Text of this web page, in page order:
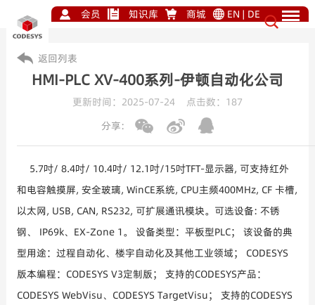
会员 知识库 商城 EN | DE
返回列表
HMI-PLC XV-400系列-伊顿自动化公司
更新时间：2025-07-24 点击数： 187
分享:
5.7吋/ 8.4吋/ 10.4吋/ 12.1吋/15吋TFT-显示器, 可支持红外
和电容触摸屏, 安全玻璃, WinCE系统, CPU主频400MHz, CF 卡槽,
以太网, USB, CAN, RS232, 可扩展通讯模块。可选设备: 不锈
钢、 IP69k、EX-Zone 1。 设备类型：平板型PLC； 该设备的典
型用途：过程自动化、楼宇自动化及其他工业领域； CODESYS
版本编程：CODESYS V3定制版； 支持的CODESYS产品：
CODESYS WebVisu、CODESYS TargetVisu； 支持的CODESYS